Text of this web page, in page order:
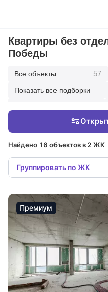
Квартиры без
Победы
Все объекты 57
Показать все подборки
Найдено 16 объектов в 2 ЖК
Группировать по ЖК
Премиум